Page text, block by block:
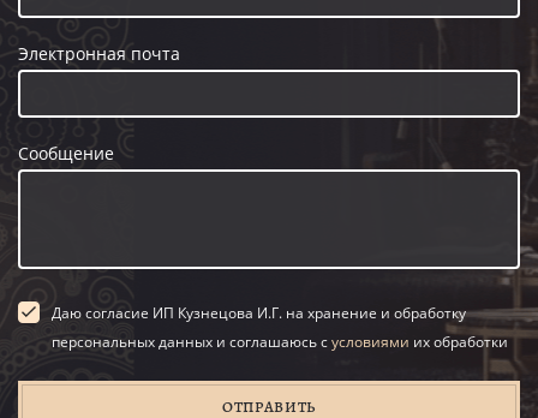
Электронная почта
Сообщение
Даю согласие ИП Кузнецова И.Г. на хранение и обработку
персональных данных и соглашаюсь сусловиями их обработки
ОТПРАВИТЬ